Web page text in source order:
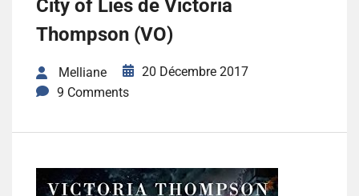
City of Lies de Victoria
Thompson (VO)
Melliane
20 Décembre 2017
9 Comments